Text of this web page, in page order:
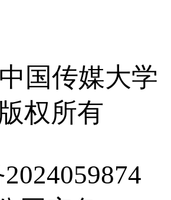
国传媒大学
权所有